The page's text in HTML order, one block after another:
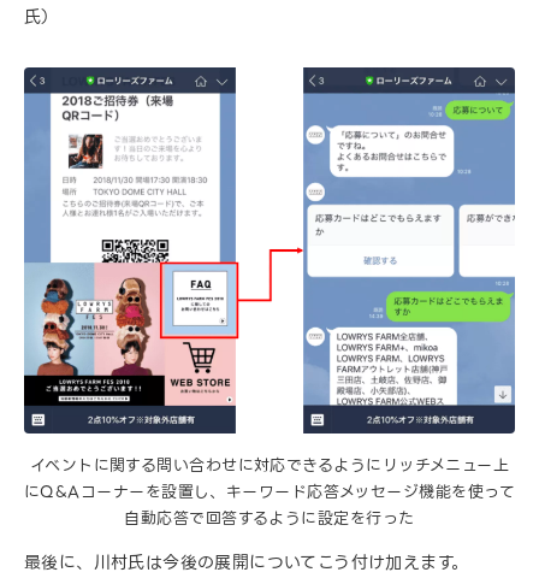
氏）
イベントに関する問い合わせに対応できるようにリッチメニュー上
にQ&Aコーナーを設置し、キーワード応答メッセージ機能を使って
自動応答で回答するように設定を行った
最後に、川村氏は今後の展開についてこう付け加えます。